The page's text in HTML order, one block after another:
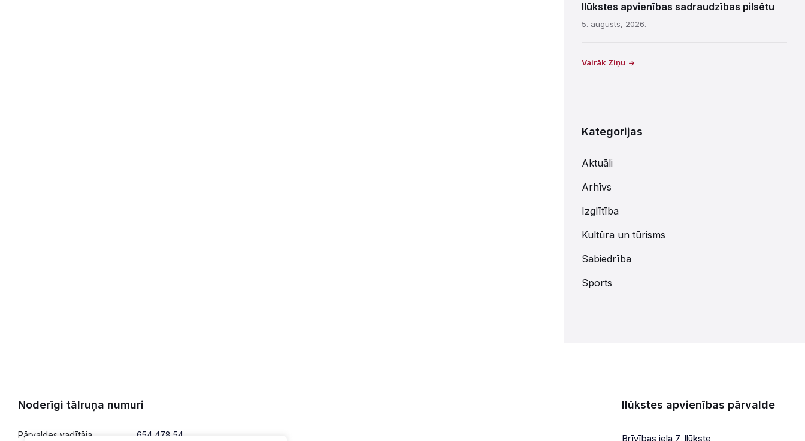
Ilūkstes apvienības sadraudzības pilsētu
5. augusts, 2026.
Vairāk Ziņu
Kategorijas
Aktuāli
Arhīvs
Izglītība
Kultūra un tūrisms
Sabiedrība
Sports
Noderīgi tālruņa numuri
Pārvaldes vadītāja 654 478 54
Ilūkstes apvienības pārvalde
Brīvības iela 7, Ilūkste,